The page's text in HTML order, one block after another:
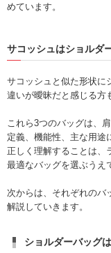
めています。
サコッシュはショルダ
サコッシュと似た形状に
違いが曖昧だと感じる方
これら3つのバッグは、
定義、機能性、主な用途
正しく理解することは、
最適なバッグを選ぶうえ
次からは、それぞれのバ
解説していきます。
ショルダーバッグ